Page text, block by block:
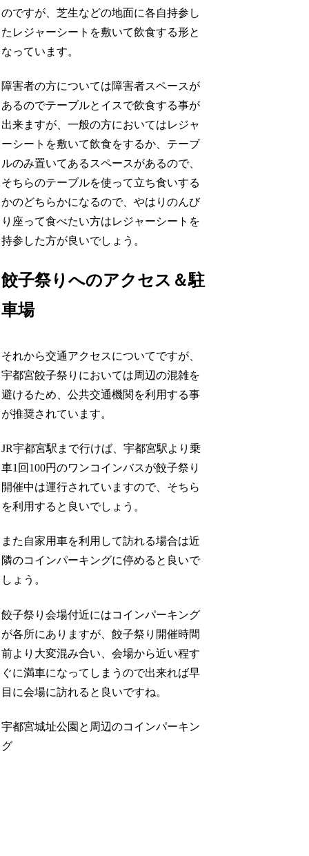
のですが、芝生などの地面に各自持参し
たレジャーシートを敷いて飲食する形と
なっています。
障害者の方については障害者スペースが
あるのでテーブルとイスで飲食する事が
出来ますが、一般の方においてはレジャ
ーシートを敷いて飲食をするか、テーブ
ルのみ置いてあるスペースがあるので、
そちらのテーブルを使って立ち食いする
かのどちらかになるので、やはりのんび
り座って食べたい方はレジャーシートを
持参した方が良いでしょう。
餃子祭りへのアクセス＆駐
車場
それから交通アクセスについてですが、
宇都宮餃子祭りにおいては周辺の混雑を
避けるため、公共交通機関を利用する事
が推奨されています。
JR宇都宮駅まで行けば、宇都宮駅より乗
車1回100円のワンコインバスが餃子祭り
開催中は運行されていますので、そちら
を利用すると良いでしょう。
また自家用車を利用して訪れる場合は近
隣のコインパーキングに停めると良いで
しょう。
餃子祭り会場付近にはコインパーキング
が各所にありますが、餃子祭り開催時間
前より大変混み合い、会場から近い程す
ぐに満車になってしまうので出来れば早
目に会場に訪れると良いですね。
宇都宮城址公園と周辺のコインパーキン
グ